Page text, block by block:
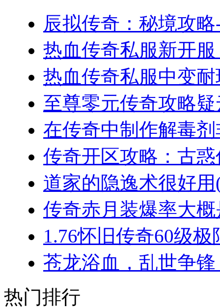
辰拟传奇：秘境攻
热血传奇私服新开
热血传奇私服中变
至尊零元传奇攻略
在传奇中制作解毒
传奇开区攻略：古
道家的隐逸术很好用
传奇赤月装爆率大
1.76怀旧传奇60级
苍龙浴血，乱世争
热门排行